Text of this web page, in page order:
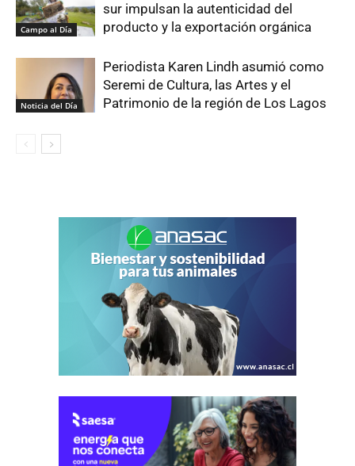
Campo al Día
sur impulsan la autenticidad del
producto y la exportación orgánica
Noticia del Día
Periodista Karen Lindh asumió como
Seremi de Cultura, las Artes y el
Patrimonio de la región de Los Lagos